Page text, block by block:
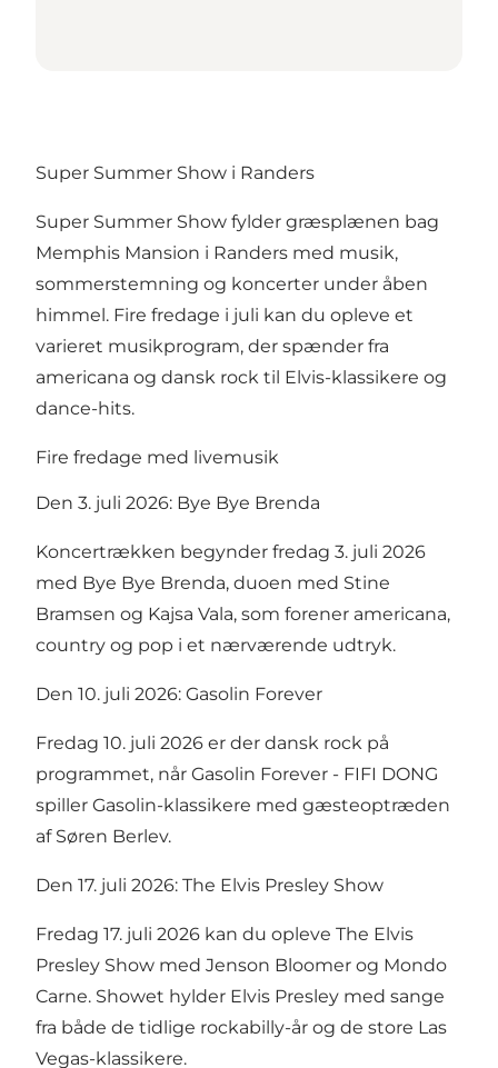
Super Summer Show i Randers
Super Summer Show fylder græsplænen bag
Memphis Mansion i Randers med musik,
sommerstemning og koncerter under åben
himmel. Fire fredage i juli kan du opleve et
varieret musikprogram, der spænder fra
americana og dansk rock til Elvis-klassikere og
dance-hits.
Fire fredage med livemusik
Den 3. juli 2026: Bye Bye Brenda
Koncertrækken begynder fredag 3. juli 2026
med Bye Bye Brenda, duoen med Stine
Bramsen og Kajsa Vala, som forener americana,
country og pop i et nærværende udtryk.
Den 10. juli 2026: Gasolin Forever
Fredag 10. juli 2026 er der dansk rock på
programmet, når Gasolin Forever - FIFI DONG
spiller Gasolin-klassikere med gæsteoptræden
af Søren Berlev.
Den 17. juli 2026: The Elvis Presley Show
Fredag 17. juli 2026 kan du opleve The Elvis
Presley Show med Jenson Bloomer og Mondo
Carne. Showet hylder Elvis Presley med sange
fra både de tidlige rockabilly-år og de store Las
Vegas-klassikere.